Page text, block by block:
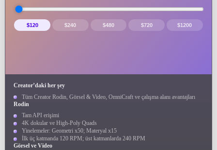
$120 $240 $480 $720 $1200
Creator’daki her şey
Tüm Creator Rodin, Görsel & Video, OmniCraft ve çalışma alanı avantajları
Rodin
Tam API erişimi
4K dokular ve High-Poly Quads
Yinelemeler: Geometri x50; Materyal x15
İlk üç katmanda 120 RPM; üst katmanlarda 240 RPM
Görsel ve Video